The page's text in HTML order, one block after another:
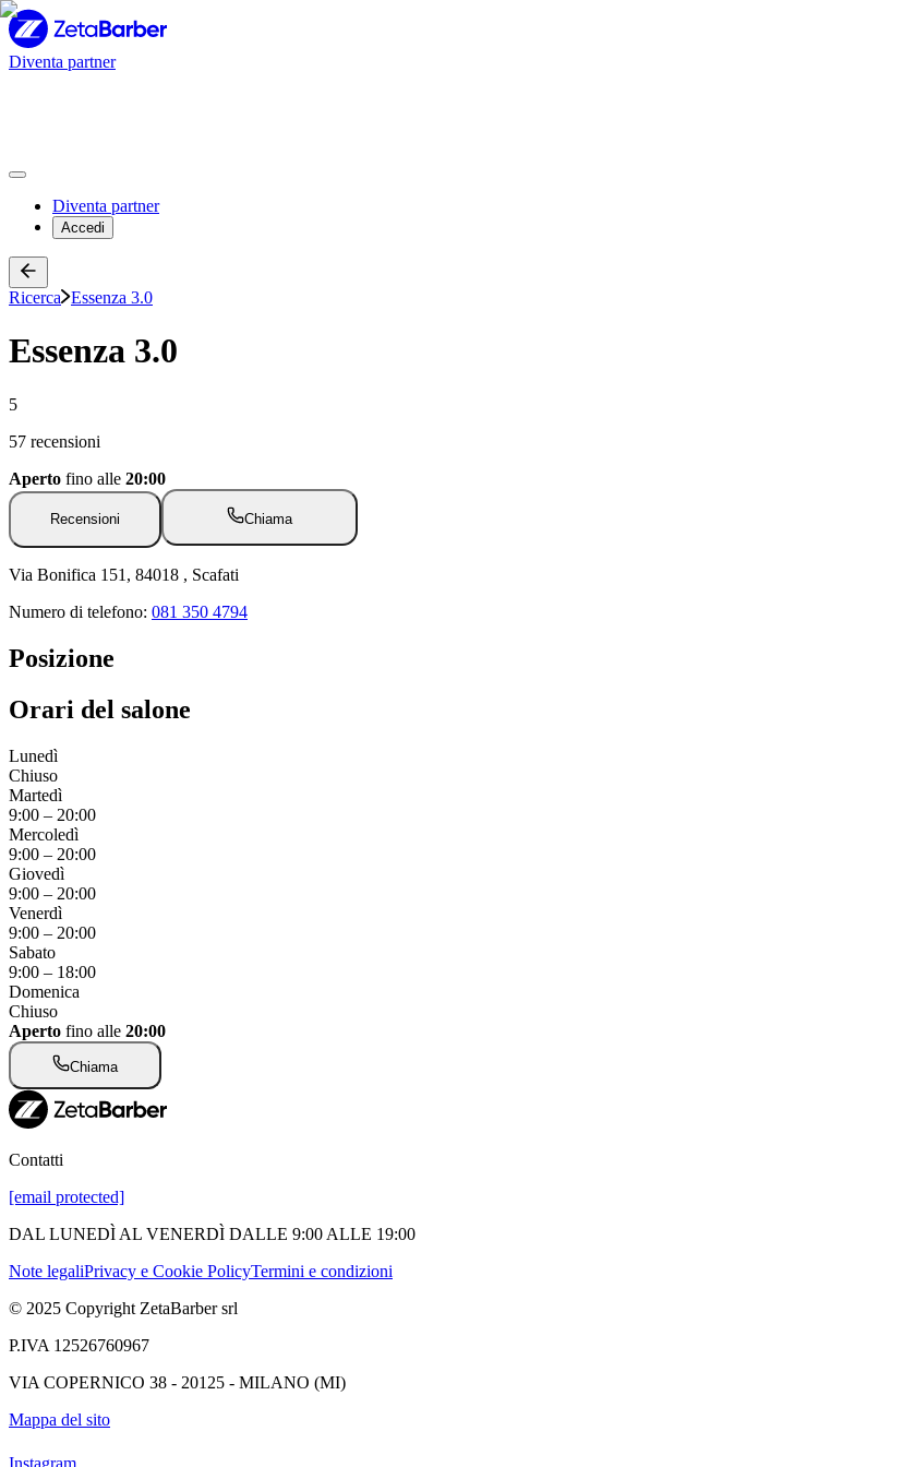
Diventa partner
Diventa partner
Accedi
Ricerca Essenza 3.0
Essenza 3.0
5
57 recensioni
Aperto fino alle 20:00
Recensioni Chiama
Via Bonifica 151, 84018 , Scafati
Numero di telefono: 081 350 4794
Posizione
Orari del salone
Lunedì
Chiuso
Martedì
9:00 – 20:00
Mercoledì
9:00 – 20:00
Giovedì
9:00 – 20:00
Venerdì
9:00 – 20:00
Sabato
9:00 – 18:00
Domenica
Chiuso
Aperto fino alle 20:00
Chiama
Contatti
[email protected]
DAL LUNEDÌ AL VENERDÌ DALLE 9:00 ALLE 19:00
Note legaliPrivacy e Cookie PolicyTermini e condizioni
© 2025 Copyright ZetaBarber srl
P.IVA 12526760967
VIA COPERNICO 38 - 20125 - MILANO (MI)
Mappa del sito
Instagram